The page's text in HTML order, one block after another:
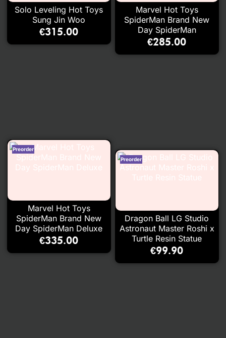
Solo Leveling Hot Toys
Sung Jin Woo
€315.00
Marvel Hot Toys
SpiderMan Brand New
Day SpiderMan
€285.00
Marvel Hot Toys
SpiderMan Brand New
Day SpiderMan Deluxe
€335.00
Dragon Ball LG Studio
Astronaut Master Roshi x
Turtle Resin Statue
€99.90